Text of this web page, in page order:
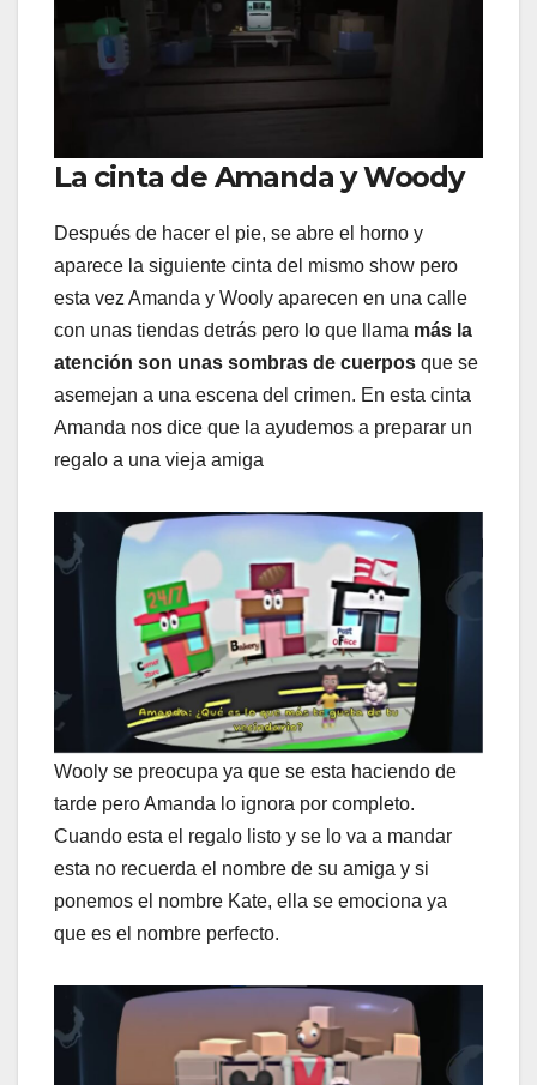
La cinta de Amanda y Woody
Después de hacer el pie, se abre el horno y
aparece la siguiente cinta del mismo show pero
esta vez Amanda y Wooly aparecen en una calle
con unas tiendas detrás pero lo que llama más la
atención son unas sombras de cuerpos que se
asemejan a una escena del crimen. En esta cinta
Amanda nos dice que la ayudemos a preparar un
regalo a una vieja amiga
Wooly se preocupa ya que se esta haciendo de
tarde pero Amanda lo ignora por completo.
Cuando esta el regalo listo y se lo va a mandar
esta no recuerda el nombre de su amiga y si
ponemos el nombre Kate, ella se emociona ya
que es el nombre perfecto.